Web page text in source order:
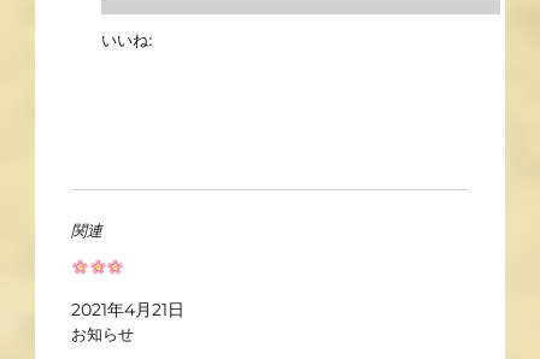
いいね:
関連
2021年4月21日
お知らせ